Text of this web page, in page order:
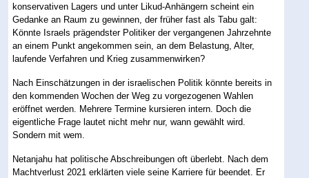
konservativen Lagers und unter Likud-Anhängern scheint ein
Gedanke an Raum zu gewinnen, der früher fast als Tabu galt:
Könnte Israels prägendster Politiker der vergangenen Jahrzehnte
an einem Punkt angekommen sein, an dem Belastung, Alter,
laufende Verfahren und Krieg zusammenwirken?
Nach Einschätzungen in der israelischen Politik könnte bereits in
den kommenden Wochen der Weg zu vorgezogenen Wahlen
eröffnet werden. Mehrere Termine kursieren intern. Doch die
eigentliche Frage lautet nicht mehr nur, wann gewählt wird.
Sondern mit wem.
Netanjahu hat politische Abschreibungen oft überlebt. Nach dem
Machtverlust 2021 erklärten viele seine Karriere für beendet. Er